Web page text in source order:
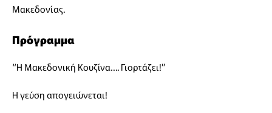
Μακεδονίας.
Πρόγραμμα
“Η Μακεδονική Κουζίνα…. Γιορτάζει!”
Η γεύση απογειώνεται!